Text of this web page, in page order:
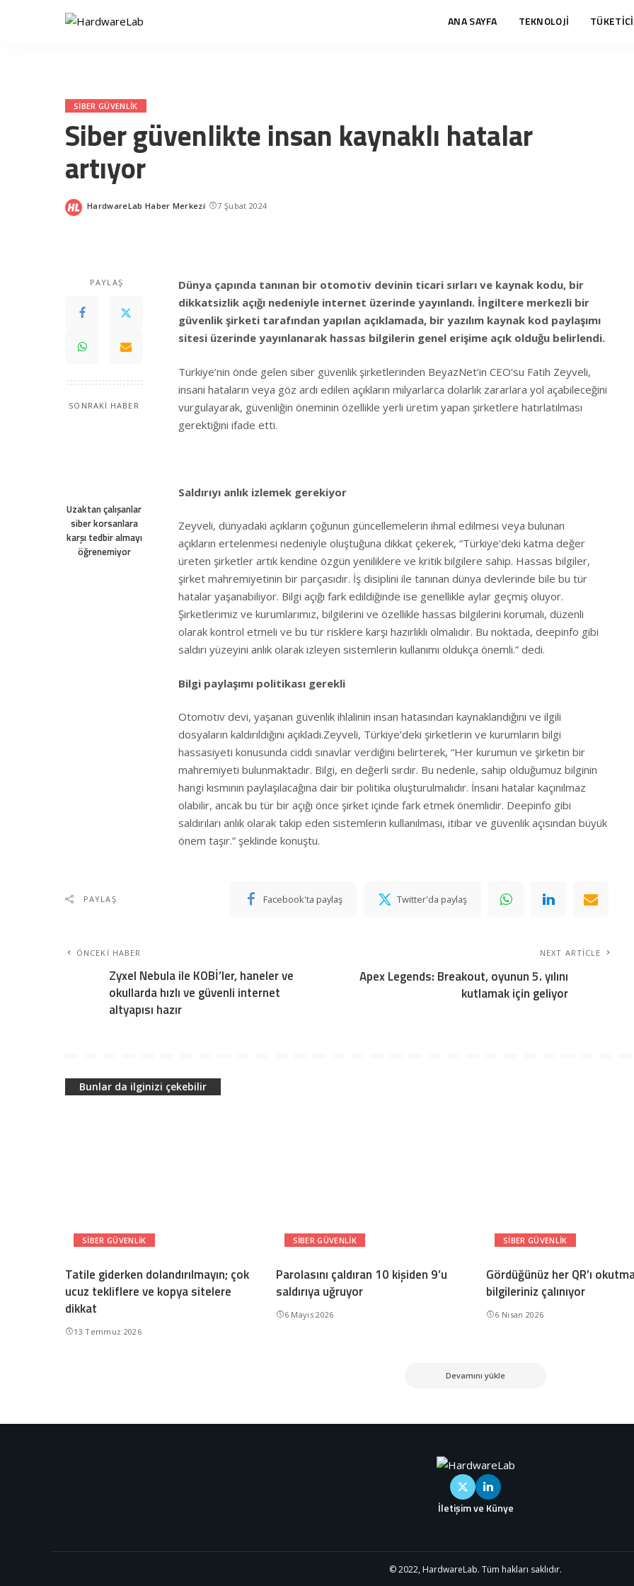
ANA SAYFA TEKNOLOJİ
SIBER GÜVENLIK
Siber güvenlikte insan kaynaklı hatalar
artıyor
Posted
HardwareLab Haber Merkezi 7 Şubat 2024
PAYLAŞ
SONRAKİ HABER
Uzaktan çalışanlar
siber korsanlara
karşı tedbir almayı
öğrenemiyor
Dünya çapında tanınan bir otomotiv devinin ticari sırları ve kaynak kodu, bir
dikkatsizlik açığı nedeniyle internet üzerinde yayınlandı. İngiltere merkezli bir
güvenlik şirketi tarafından yapılan açıklamada, bir yazılım kaynak kod paylaşımı
sitesi üzerinde yayınlanarak hassas bilgilerin genel erişime açık olduğu belirlendi.
Türkiye’nin önde gelen siber güvenlik şirketlerinden BeyazNet’in CEO’su Fatih Zeyveli,
insani hataların veya göz ardı edilen açıkların milyarlarca dolarlık zararlara yol açabileceğini
vurgulayarak, güvenliğin öneminin özellikle yerli üretim yapan şirketlere hatırlatılması
gerektiğini ifade etti.
Saldırıyı anlık izlemek gerekiyor
Zeyveli, dünyadaki açıkların çoğunun güncellemelerin ihmal edilmesi veya bulunan
açıkların ertelenmesi nedeniyle oluştuğuna dikkat çekerek, “Türkiye’deki katma değer
üreten şirketler artık kendine özgün yeniliklere ve kritik bilgilere sahip. Hassas bilgiler,
şirket mahremiyetinin bir parçasıdır. İş disiplini ile tanınan dünya devlerinde bile bu tür
hatalar yaşanabiliyor. Bilgi açığı fark edildiğinde ise genellikle aylar geçmiş oluyor.
Şirketlerimiz ve kurumlarımız, bilgilerini ve özellikle hassas bilgilerini korumalı, düzenli
olarak kontrol etmeli ve bu tür risklere karşı hazırlıklı olmalıdır. Bu noktada, deepinfo gibi
saldırı yüzeyini anlık olarak izleyen sistemlerin kullanımı oldukça önemli.” dedi.
Bilgi paylaşımı politikası gerekli
Otomotiv devi, yaşanan güvenlik ihlalinin insan hatasından kaynaklandığını ve ilgili
dosyaların kaldırıldığını açıkladı.Zeyveli, Türkiye’deki şirketlerin ve kurumların bilgi
hassasiyeti konusunda ciddi sınavlar verdiğini belirterek, “Her kurumun ve şirketin bir
mahremiyeti bulunmaktadır. Bilgi, en değerli sırdır. Bu nedenle, sahip olduğumuz bilginin
hangi kısmının paylaşılacağına dair bir politika oluşturulmalıdır. İnsani hatalar kaçınılmaz
olabilir, ancak bu tür bir açığı önce şirket içinde fark etmek önemlidir. Deepinfo gibi
saldırıları anlık olarak takip eden sistemlerin kullanılması, itibar ve güvenlik açısından büyük
önem taşır.” şeklinde konuştu.
PAYLAŞ Facebook'ta paylaş Twitter'da paylaş
ÖNCEKI HABER
Zyxel Nebula ile KOBİ’ler, haneler ve
okullarda hızlı ve güvenli internet
altyapısı hazır
NEXT ARTICLE
Apex Legends: Breakout, oyunun 5. yılını
kutlamak için geliyor
Bunlar da ilginizi çekebilir
SIBER GÜVENLIK
Tatile giderken dolandırılmayın; çok
ucuz tekliflere ve kopya sitelere
dikkat
13 Temmuz 2026
SIBER GÜVENLIK
Parolasını çaldıran 10 kişiden 9’u
saldırıya uğruyor
6 Mayıs 2026
SIBER GÜVENLIK
Gördüğünüz her QR’ı
bilgileriniz çalınıyor
6 Nisan 2026
Devamını yükle
İletişim ve Künye
© 2022, HardwareLab. Tüm hakları saklıdır.